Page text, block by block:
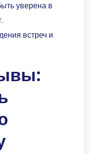
уверена в
встреч и